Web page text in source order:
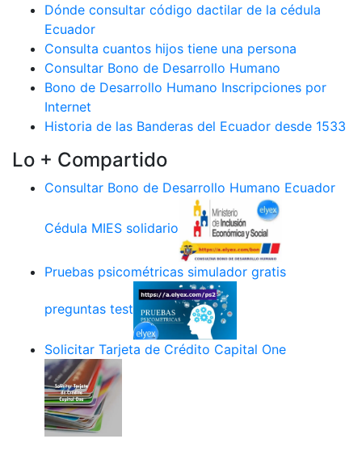
Dónde consultar código dactilar de la cédula
Ecuador
Consulta cuantos hijos tiene una persona
Consultar Bono de Desarrollo Humano
Bono de Desarrollo Humano Inscripciones por
Internet
Historia de las Banderas del Ecuador desde 1533
Lo + Compartido
Consultar Bono de Desarrollo Humano Ecuador
Cédula MIES solidario
Pruebas psicométricas simulador gratis
preguntas test
Solicitar Tarjeta de Crédito Capital One